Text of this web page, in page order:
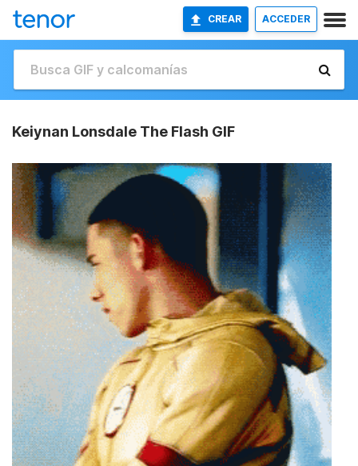
CREAR ACCEDER
Keiynan Lonsdale The Flash GIF